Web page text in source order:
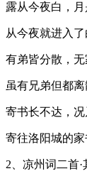
露从今夜白，月
从今夜就进入
有弟皆分散，无
虽有兄弟但都
寄书长不达，况
寄往洛阳城的家
2、凉州词二首·